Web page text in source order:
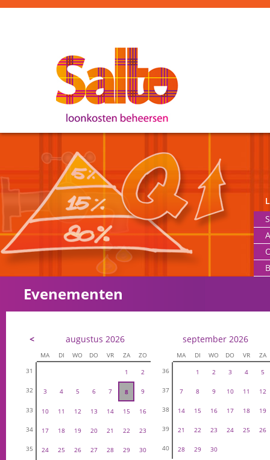
Evenementen
< augustus 2026
MA DI WO DO VR ZA
ZO
31
1 2
32 3 4 5 6 7 8 9
33 10 11 12 13 14 15 16
34 17 18 19 20 21 22 23
35 24 25 26 27 28 29 30
september 2026
MA DI WO DO VR
ZA
36
1 2 3 4 5
37 7 8 9 10 11 12
38 14 15 16 17 18 19
39 21 22 23 24 25 26
40 28 29 30